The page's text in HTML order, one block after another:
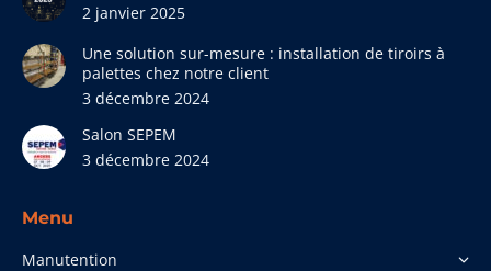
2 janvier 2025
Une solution sur-mesure : installation de tiroirs à
palettes chez notre client
3 décembre 2024
Salon SEPEM
3 décembre 2024
Menu
Manutention